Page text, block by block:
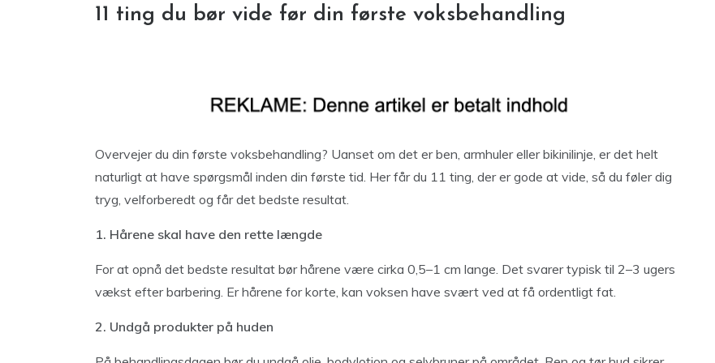
11 ting du bør vide før din første voksbehandling
Overvejer du din første voksbehandling? Uanset om det er ben, armhuler eller bikinilinje, er det helt
naturligt at have spørgsmål inden din første tid. Her får du 11 ting, der er gode at vide, så du føler dig
tryg, velforberedt og får det bedste resultat.
1. Hårene skal have den rette længde
For at opnå det bedste resultat bør hårene være cirka 0,5–1 cm lange. Det svarer typisk til 2–3 ugers
vækst efter barbering. Er hårene for korte, kan voksen have svært ved at få ordentligt fat.
2. Undgå produkter på huden